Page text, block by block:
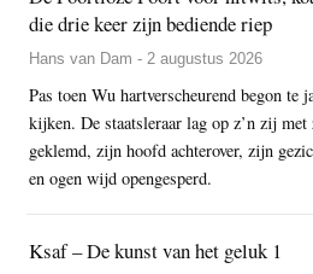
die drie keer zijn bediende riep
Hans van Dam - 2 augustus 2026
Pas toen Wu hartverscheurend begon te
kijken. De staatsleraar lag op z’n zij
geklemd, zijn hoofd achterover, zijn
en ogen wijd opengesperd.
Ksaf – De kunst van het geluk 1